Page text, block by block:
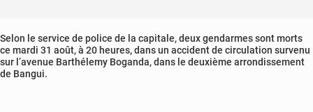
Selon le service de police de la capitale, deux gendarmes sont morts
ce mardi 31 août, à 20 heures, dans un accident de circulation survenu
sur l’avenue Barthélemy Boganda, dans le deuxième arrondissement
de Bangui.